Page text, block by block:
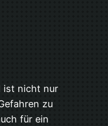
ist nicht nur
zu
für ein